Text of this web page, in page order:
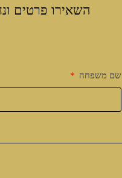
השאירו פרטים
שם משפחה